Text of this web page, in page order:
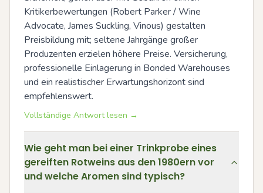
Kritikerbewertungen (Robert Parker / Wine
Advocate, James Suckling, Vinous) gestalten
Preisbildung mit; seltene Jahrgänge großer
Produzenten erzielen höhere Preise. Versicherung,
professionelle Einlagerung in Bonded Warehouses
und ein realistischer Erwartungshorizont sind
empfehlenswert.
Vollständige Antwort lesen →
Wie geht man bei einer Trinkprobe eines
gereiften Rotweins aus den 1980ern vor
und welche Aromen sind typisch?